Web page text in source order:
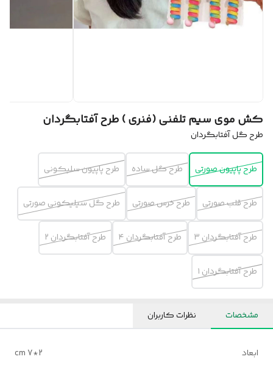
کش موی سیم تلفنی (فنری ) طرح آفتابگردان
طرح گل آفتابگردان
طرح پاپیون صورتی طرح گل ساده طرح پاپیون سلیکونی
طرح قلب صورتی طرح خرس صورتی طرح گل سیلیکونی صورتی
طرح آفتابگردان ۳ طرح آفتابگردان ۴ طرح آفتابگردان ۲
طرح آفتابگردان ۱
مشخصات نظرات کاربران
ابعاد 2*7 cm